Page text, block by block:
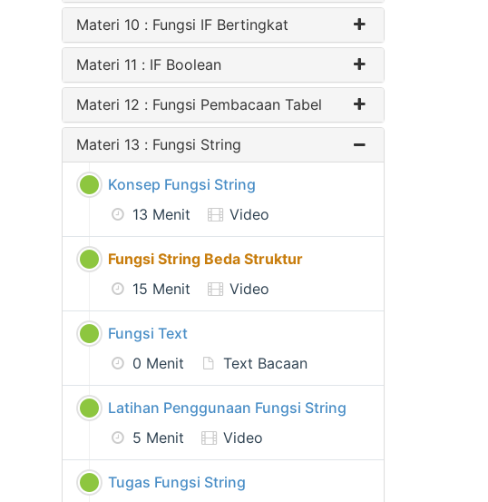
Materi 10 : Fungsi IF Bertingkat
Materi 11 : IF Boolean
Materi 12 : Fungsi Pembacaan Tabel
Materi 13 : Fungsi String
Konsep Fungsi String
13 Menit
Video
Fungsi String Beda Struktur
15 Menit
Video
Fungsi Text
0 Menit
Text Bacaan
Latihan Penggunaan Fungsi String
5 Menit
Video
Tugas Fungsi String